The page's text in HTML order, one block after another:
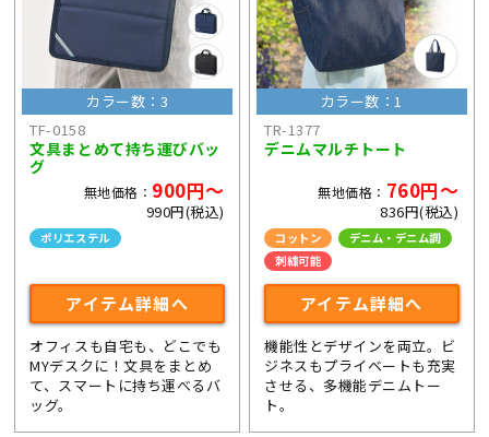
カラー数：3
TF-0158
文具まとめて持ち運びバッ
グ
無地価格： 900円～
990円(税込)
ポリエステル
アイテム詳細へ
オフィスも自宅も、どこでも
MYデスクに！文具をまとめ
て、スマートに持ち運べるバ
ッグ。
カラー数：1
TR-1377
デニムマルチトート
無地価格： 760円～
836円(税込)
コットン
デニム・デニム調
刺繍可能
アイテム詳細へ
機能性とデザインを両立。ビ
ジネスもプライベートも充実
させる、多機能デニムトー
ト。